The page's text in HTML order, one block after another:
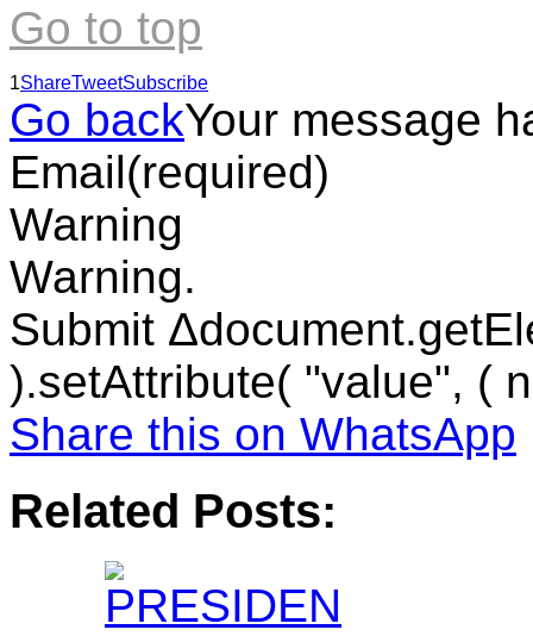
Go to top
1ShareTweetSubscribe
Go backYour message
Email(required)
Warning
Warning.
Submit
).setAttribute( "value", (
Share this on WhatsApp
Related Posts: